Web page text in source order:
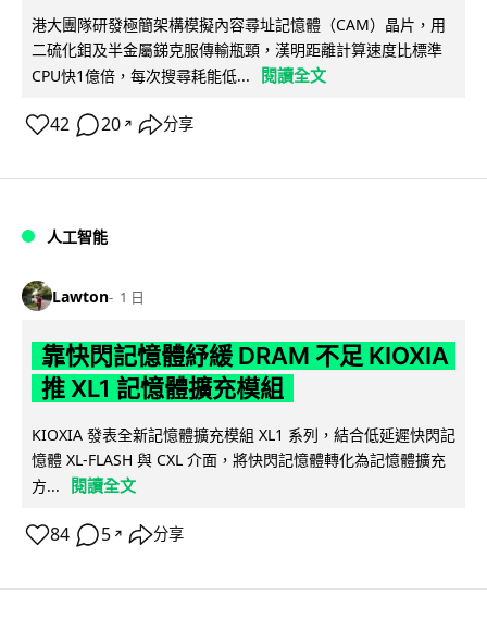
港大團隊研發極簡架構模擬內容尋址記憶體（CAM）晶片，用
二硫化鉬及半金屬銻克服傳輸瓶頸，漢明距離計算速度比標準
CPU快1億倍，每次搜尋耗能低...
閱讀全文
42 20 ↗ 分享
人工智能
Lawton 1 日
靠快閃記憶體紓緩 DRAM 不足 KIOXIA
推 XL1 記憶體擴充模組
KIOXIA 發表全新記憶體擴充模組 XL1 系列，結合低延遲快閃記
憶體 XL-FLASH 與 CXL 介面，將快閃記憶體轉化為記憶體擴充
方...
閱讀全文
84 5 ↗ 分享